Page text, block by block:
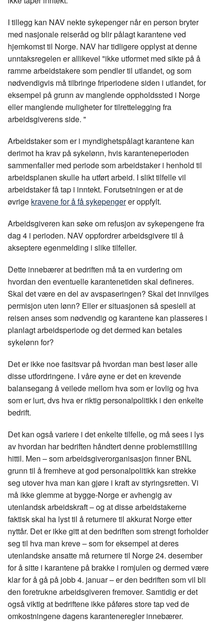
I tillegg kan NAV nekte sykepenger når en person bryter
med nasjonale reiseråd og blir pålagt karantene ved
hjemkomst til Norge. NAV har tidligere opplyst at denne
unntaksregelen er allikevel "ikke utformet med sikte på å
ramme arbeidstakere som pendler til utlandet, og som
nødvendigvis må tilbringe friperiodene siden i utlandet, for
eksempel på grunn av manglende oppholdssted i Norge
eller manglende muligheter for tilrettelegging fra
arbeidsgiverens side. "
Arbeidstaker som er i myndighetspålagt karantene kan
derimot ha krav på sykelønn, hvis karanteneperioden
sammenfaller med periode som arbeidstaker i henhold til
arbeidsplanen skulle ha utført arbeid. I slikt tilfelle vil
arbeidstaker få tap i inntekt. Forutsetningen er at de
øvrige kravene for å få sykepengerer oppfylt.
Arbeidsgiveren kan søke om refusjon av sykepengene fra
dag 4 i perioden. NAV oppfordrer arbeidsgivere til å
akseptere egenmelding i slike tilfeller.
Dette innebærer at bedriften må ta en vurdering om
hvordan den eventuelle karantenetiden skal defineres.
Skal det være en del av avspaseringen? Skal det innvilges
permisjon uten lønn? Eller er situasjonen så spesiell at
reisen anses som nødvendig og karantene kan plasseres i
planlagt arbeidsperiode og det dermed kan betales
sykelønn for?
Det er ikke noe fasitsvar på hvordan man best løser alle
disse utfordringene. I våre øyne er det en krevende
balansegang å veilede mellom hva som er lovlig og hva
som er lurt, dvs hva er riktig personalpolitikk i den enkelte
bedrift.
Det kan også variere i det enkelte tilfelle, og må sees i lys
av hvordan har bedriften håndtert denne problemstilling
hittil. Men – som arbeidsgiverorganisasjon finner BNL
grunn til å fremheve at god personalpolitikk kan strekke
seg utover hva man kan gjøre i kraft av styringsretten. Vi
må ikke glemme at bygge-Norge er avhengig av
utenlandsk arbeidskraft – og at disse arbeidstakerne
faktisk skal ha lyst til å returnere til akkurat Norge etter
nyttår. Det er ikke gitt at den bedriften som strengt forholder
seg til hva man kreve – som for eksempel at deres
utenlandske ansatte må returnere til Norge 24. desember
for å sitte i karantene på brakke i romjulen og dermed være
klar for å gå på jobb 4. januar – er den bedriften som vil bli
den foretrukne arbeidsgiveren fremover. Samtidig er det
også viktig at bedriftene ikke påføres store tap ved de
omkostningene dagens karanteneregler innebærer.